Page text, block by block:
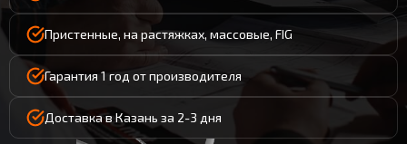
Пристенные, на растяжках, массовые, FIG
Гарантия 1 год от производителя
Доставка в Казань за 2-3 дня